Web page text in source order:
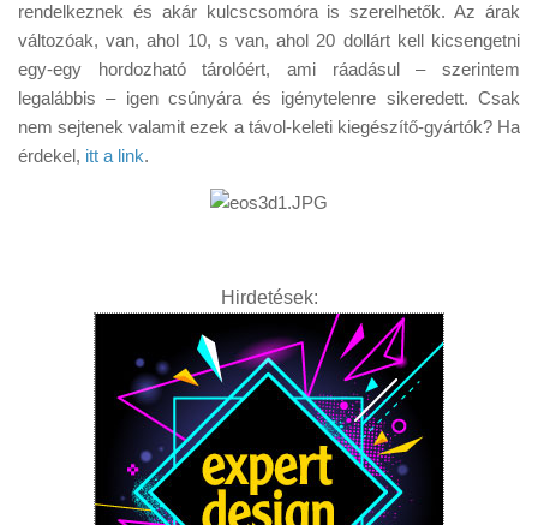
Érdekességek
Helyszíni Riport
E-BB
rendelkeznek és akár kulcscsomóra is szerelhetők. Az árak
változóak, van, ahol 10, s van, ahol 20 dollárt kell kicsengetni
egy-egy hordozható tárolóért, ami ráadásul – szerintem
legalábbis – igen csúnyára és igénytelenre sikeredett. Csak
nem sejtenek valamit ezek a távol-keleti kiegészítő-gyártók? Ha
érdekel, itt a link.
Hirdetések: